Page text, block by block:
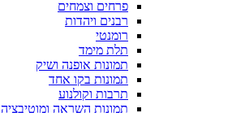
פרחים וצמחים
רבנים ויהדות
רומנטי
תלת מימד
תמונות אופנה ושיק
תמונות בקו אחד
תרבות וקולנוע
תמונות השראה ומוטיבציה